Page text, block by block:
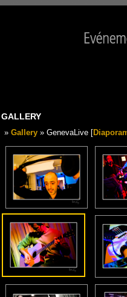
GALLERY
» Gallery » GenevaLive [